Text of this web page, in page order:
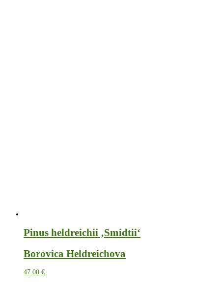
Pinus heldreichii ‚Smidtii‘
Borovica Heldreichova
47.00 €